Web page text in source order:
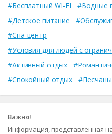
#Бесплатный WI-FI
#Водные
#Детское питание
#Спа-центр
#Условия для людей с
#Активный отдых
#Спокойный отдых
Важно!
Информация, представленная